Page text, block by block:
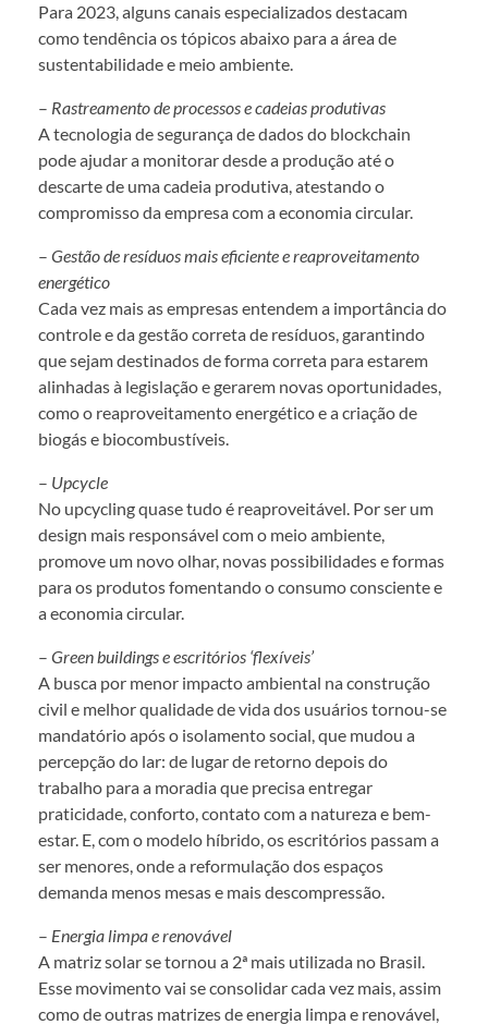
Para 2023, alguns canais especializados destacam
como tendência os tópicos abaixo para a área de
sustentabilidade e meio ambiente.
– Rastreamento de processos e cadeias produtivas
A tecnologia de segurança de dados do blockchain
pode ajudar a monitorar desde a produção até o
descarte de uma cadeia produtiva, atestando o
compromisso da empresa com a economia circular.
– Gestão de resíduos mais eficiente e reaproveitamento
energético
Cada vez mais as empresas entendem a importância do
controle e da gestão correta de resíduos, garantindo
que sejam destinados de forma correta para estarem
alinhadas à legislação e gerarem novas oportunidades,
como o reaproveitamento energético e a criação de
biogás e biocombustíveis.
– Upcycle
No upcycling quase tudo é reaproveitável. Por ser um
design mais responsável com o meio ambiente,
promove um novo olhar, novas possibilidades e formas
para os produtos fomentando o consumo consciente e
a economia circular.
– Green buildings e escritórios ‘flexíveis’
A busca por menor impacto ambiental na construção
civil e melhor qualidade de vida dos usuários tornou-se
mandatório após o isolamento social, que mudou a
percepção do lar: de lugar de retorno depois do
trabalho para a moradia que precisa entregar
praticidade, conforto, contato com a natureza e bem-
estar. E, com o modelo híbrido, os escritórios passam a
ser menores, onde a reformulação dos espaços
demanda menos mesas e mais descompressão.
– Energia limpa e renovável
A matriz solar se tornou a 2ª mais utilizada no Brasil.
Esse movimento vai se consolidar cada vez mais, assim
como de outras matrizes de energia limpa e renovável,